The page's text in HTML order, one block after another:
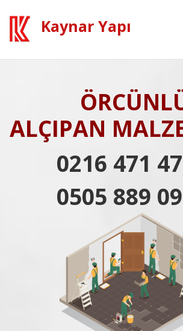
Kaynar Yapı
ALÇIPAN
0216 471
0505 889